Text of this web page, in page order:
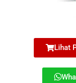
Lihat